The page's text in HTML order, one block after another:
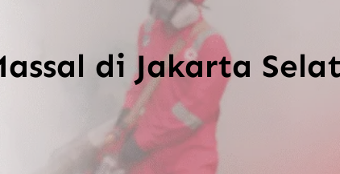
di Jakarta